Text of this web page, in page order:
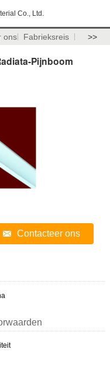
Co., Ltd.
ons Fabrieksreis >>
Pijnboom
Contacteer ons